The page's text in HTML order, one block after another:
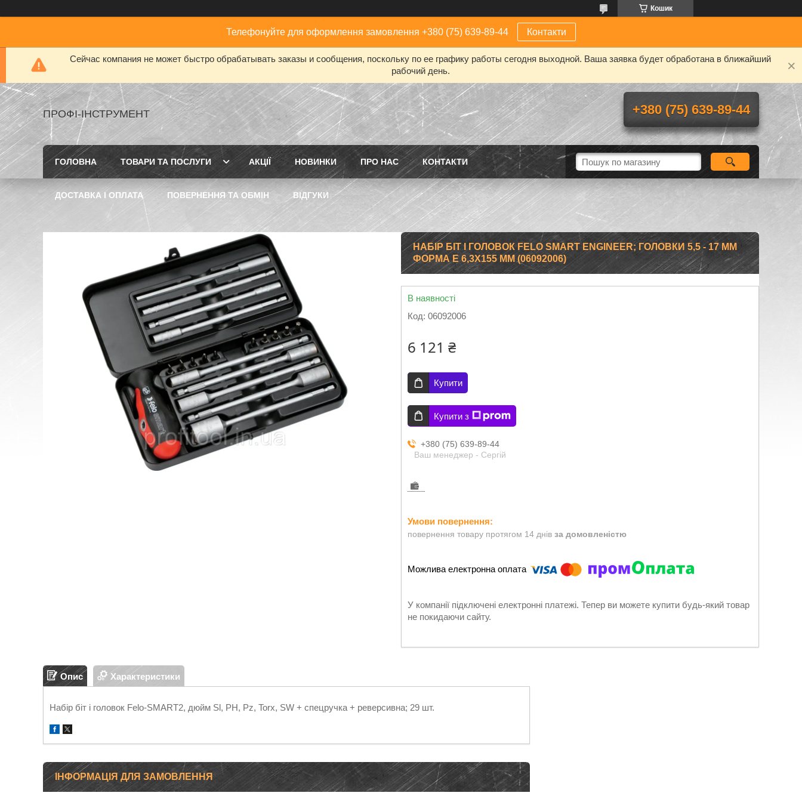
Кошик
Телефонуйте для оформлення замовлення +380 (75) 639-89-44 Контакти
Сейчас компания не может быстро обрабатывать заказы и сообщения, поскольку по ее графику работы сегодня выходной. Ваша заявка будет обработана в ближайший
рабочий день.
ПРОФІ-ІНСТРУМЕНТ +380 (75) 639-89-44
ГОЛОВНА ТОВАРИ ТА ПОСЛУГИ АКЦІЇ НОВИНКИ ПРО НАС КОНТАКТИ
ДОСТАВКА І ОПЛАТА ПОВЕРНЕННЯ ТА ОБМІН ВІДГУКИ
НАБІР БІТ І ГОЛОВОК FELO SMART ENGINEER; ГОЛОВКИ 5,5 - 17 ММ
ФОРМА Е 6,3Х155 ММ (06092006)
В наявності
Код: 06092006
6 121 ₴
Купити
Купити з
+380 (75) 639-89-44
Ваш менеджер - Сергій
повернення товару протягом 14 днів за домовленістю
У компанії підключені електронні платежі. Тепер ви можете купити будь-який товар
не покидаючи сайту.
Опис Характеристики
Набір біт і головок Felo-SMART2, дюйм Sl, PH, Pz, Torx, SW + спецручка + реверсивна; 29 шт.
ІНФОРМАЦІЯ ДЛЯ ЗАМОВЛЕННЯ